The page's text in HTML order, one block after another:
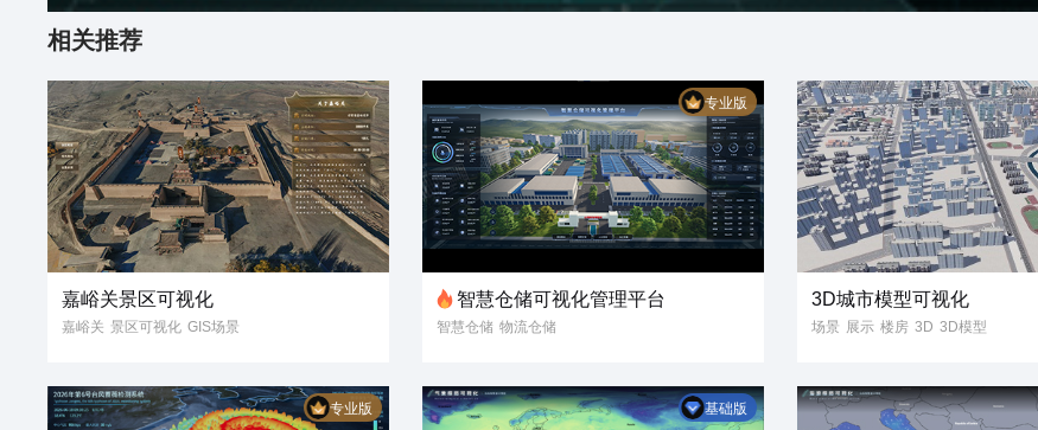
相关推荐
嘉峪关景区可视化
嘉峪关 景区可视化 GIS场景
数据可视化
专业版
智慧仓储可视化管理平台
智慧仓储 物流仓储
仓储可视化 物流可视化
智慧仓储可视化管理平台
3D城市模型可视化
场景 展示 楼房 3D 3D模型
数字孪生 数据可视化 大屏
信息 GIS
专业版 基础版